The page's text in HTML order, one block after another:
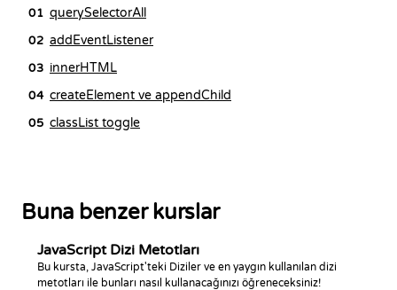
01 querySelectorAll
02 addEventListener
03 innerHTML
04 createElement ve appendChild
05 classList toggle
Buna benzer kurslar
JavaScript Dizi Metotları
Bu kursta, JavaScript'teki Diziler ve en yaygın kullanılan dizi
metotları ile bunları nasıl kullanacağınızı öğreneceksiniz!